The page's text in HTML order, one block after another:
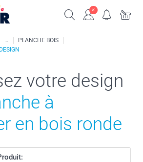
PLANCHE BOIS
votre design
à
en bois ronde